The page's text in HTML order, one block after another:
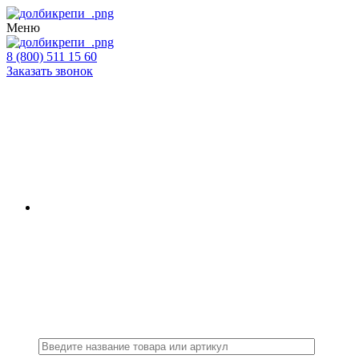
Меню
8 (800) 511 15 60
Заказать звонок